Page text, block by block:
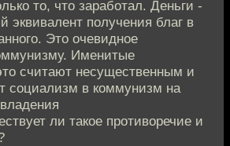
то, что заработал. Деньги -
эквивалент получения благ в
Это очевидное
Именитые
считают несущественным и
социализм в коммунизм на
ли такое противоречие и